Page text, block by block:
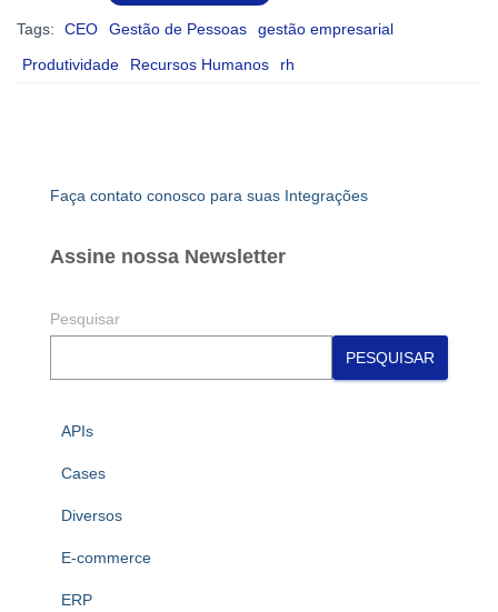
Tags: CEO Gestão de Pessoas
gestão empresarial
Produtividade
Recursos Humanos rh
Faça contato conosco para suas Integrações
Assine nossa Newsletter
Pesquisar
PESQUISAR
APIs
Cases
Diversos
E-commerce
ERP